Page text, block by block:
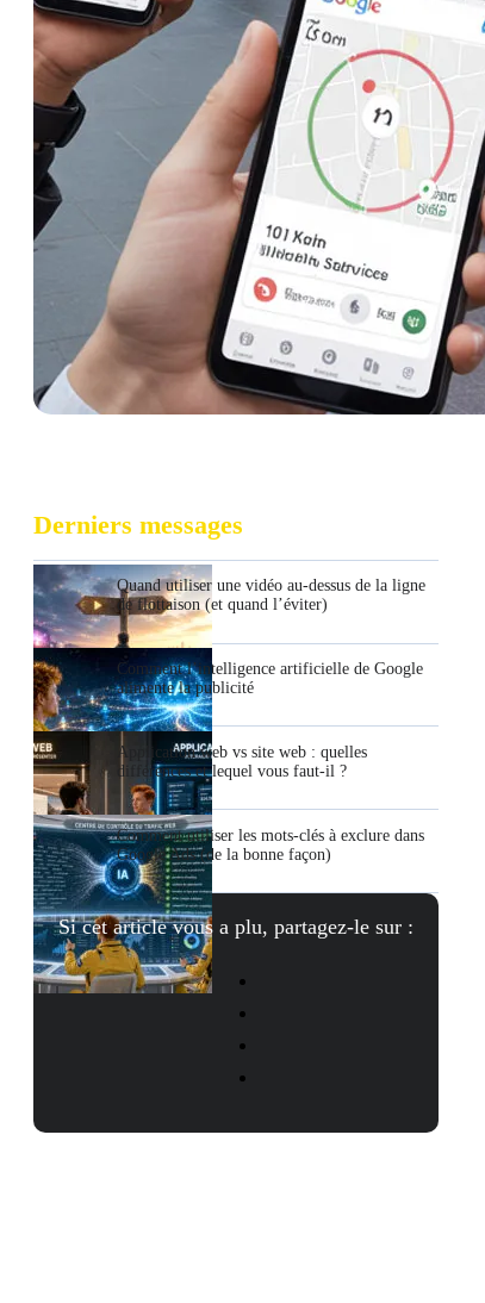
Derniers messages
Quand utiliser une vidéo au-dessus de la ligne
de flottaison (et quand l’éviter)
Comment l’intelligence artificielle de Google
alimente la publicité
Application web vs site web : quelles
différences et lequel vous faut-il ?
Comment utiliser les mots-clés à exclure dans
Google Ads (de la bonne façon)
Si cet article vous a plu, partagez-le sur :